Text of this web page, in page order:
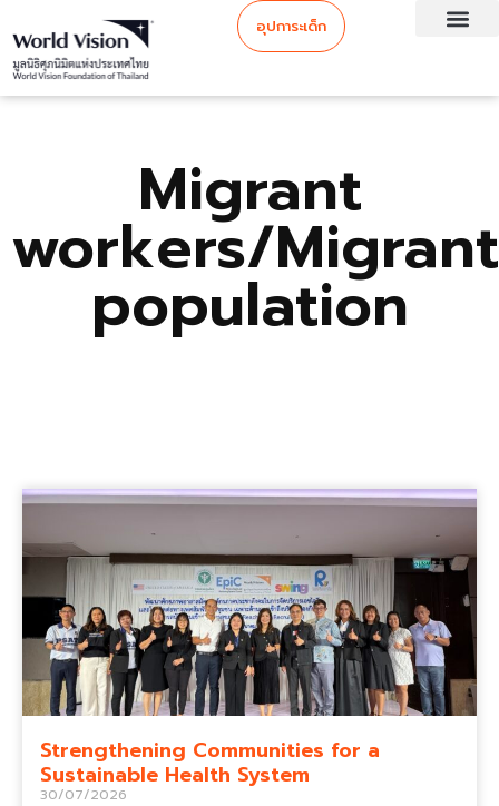
อุปการะเด็ก
Migrant
workers/Migrant
population
Strengthening Communities for a
Sustainable Health System
30/07/2026